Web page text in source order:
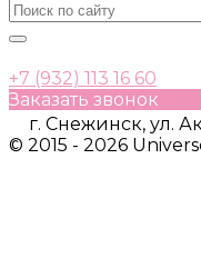
+7 (932) 113 16 60
Заказать звонок
г. Снежинск, ул.
© 2015 - 2026